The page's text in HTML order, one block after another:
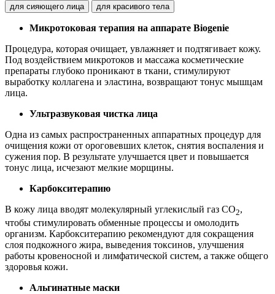
для сияющего лица для красивого тела
Микротоковая терапия на аппарате Biogenie
Процедура, которая очищает, увлажняет и подтягивает кожу.
Под воздействием микротоков и массажа косметические
препараты глубоко проникают в ткани, стимулируют
выработку коллагена и эластина, возвращают тонус мышцам
лица.
Ультразвуковая чистка лица
Одна из самых распространенных аппаратных процедур для
очищения кожи от ороговевших клеток, снятия воспаления и
сужения пор. В результате улучшается цвет и повышается
тонус лица, исчезают мелкие морщины.
Карбокситерапию
В кожу лица вводят молекулярный углекислый газ CO2,
чтобы стимулировать обменные процессы и омолодить
организм. Карбокситерапию рекомендуют для сокращения
слоя подкожного жира, выведения токсинов, улучшения
работы кровеносной и лимфатической систем, а также общего
здоровья кожи.
Альгинатные маски